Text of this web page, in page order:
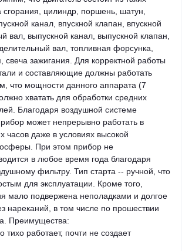
сгорания, цилиндр, поршень, шатун,
канал, впускной клапан, впускной
вал, выпускной канал, выпускной клапан,
вал, топливная форсунка,
свеча зажигания. Для корректной работы
и составляющие должны работать
что мощности данного аппарата (7
хватать для обработки средних
Благодаря воздушной системе
может непрерывно работать в
часов даже в условиях высокой
При этом прибор не
в любое время года благодаря
фильтру. Тип старта -- ручной, что
для эксплуатации. Кроме того,
мало подвержена неполадками и долгое
нареканий, в том числе по прошествии
Преимущества:
тихо работает, почти не создает